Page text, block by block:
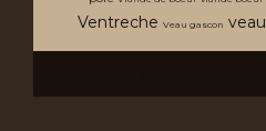
Ventreche Veau gascon veau